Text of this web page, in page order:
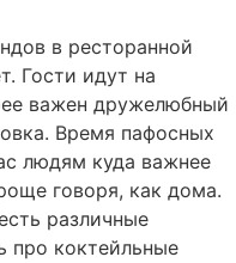
в ресторанной
Гости идут на
важен дружелюбный
Время пафосных
людям куда важнее
говоря, как дома.
различные
про коктейльные